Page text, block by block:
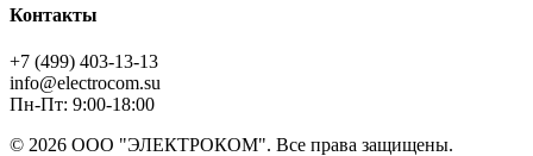
Контакты
+7 (499) 403-13-13
info@electrocom.su
Пн-Пт: 9:00-18:00
© 2026 ООО "ЭЛЕКТРОКОМ". Все права защищены.